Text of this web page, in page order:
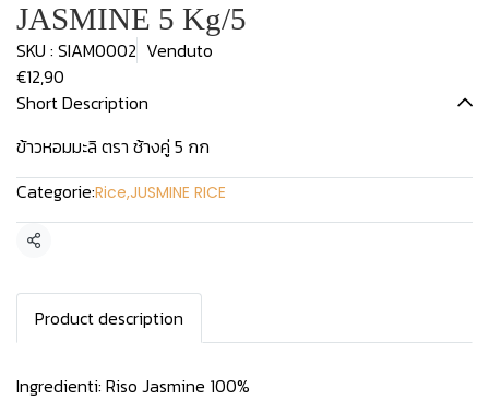
JASMINE 5 Kg/5
SKU : SIAM0002 Venduto
€12,90
Short Description
ข้าวหอมมะลิ ตรา ช้างคู่ 5 กก
Categorie:Rice,JUSMINE RICE
Condividi
Product description
Ingredienti: Riso Jasmine 100%